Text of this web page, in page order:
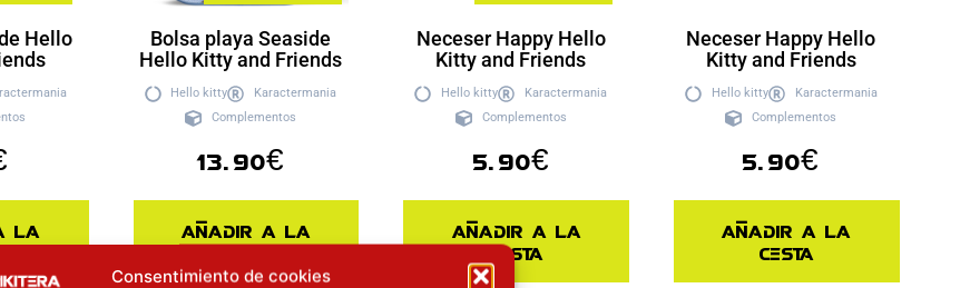
Consentimiento de cookies
Hello
la
Bolsa playa Seaside
Hello Kitty and Friends
Hello kitty
Karactermania
Complementos
13.90€
Añadir a la
cesta
Neceser Happy Hello
Kitty and Friends
Hello kitty
Karactermania
Complementos
5.90€
Añadir a la
cesta
Neceser Happy Hello
Kitty and Friends
Hello kitty
Karactermania
Complementos
5.90€
Añadir a la
cesta